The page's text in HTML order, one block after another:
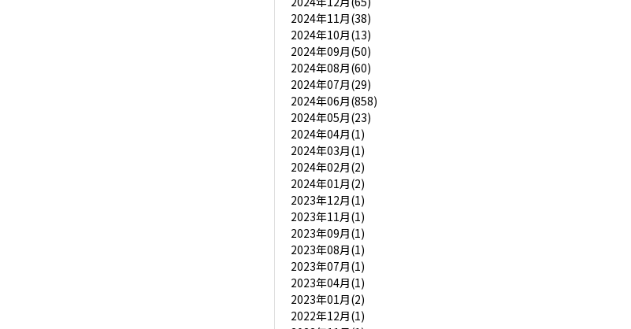
2024年11月(38)
2024年10月(13)
2024年09月(50)
2024年08月(60)
2024年07月(29)
2024年06月(858)
2024年05月(23)
2024年04月(1)
2024年03月(1)
2024年02月(2)
2024年01月(2)
2023年12月(1)
2023年11月(1)
2023年09月(1)
2023年08月(1)
2023年07月(1)
2023年04月(1)
2023年01月(2)
2022年12月(1)